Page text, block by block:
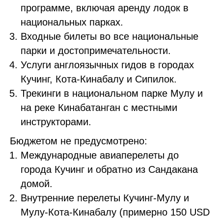
программе, включая аренду лодок в
национальных парках.
Входные билеты во все национальные
парки и достопримечательности.
Услуги англоязычных гидов в городах
Кучинг, Кота-Кинабалу и Сипилок.
Трекинги в национальном парке Мулу и
на реке Кинабатанган с местными
инструкторами.
Бюджетом не предусмотрено:
Международные авиаперелеты до
города Кучинг и обратно из Сандакана
домой.
Внутренние перелеты Кучинг-Мулу и
Мулу-Кота-Кинабалу (примерно 150 USD